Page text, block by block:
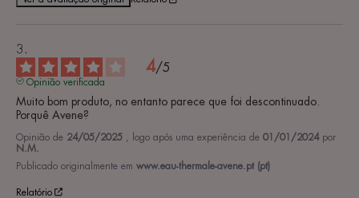
4/5
Opinião verificada
Muito bom produto, no entanto parece que foi descontinuado.
Porquê Avene?
Opinião de 24/05/2025 , logo após uma experiência de 01/01/2024 por
N.M.
Publicado originalmente em www.eau-thermale-avene.pt (pt)
Relatório